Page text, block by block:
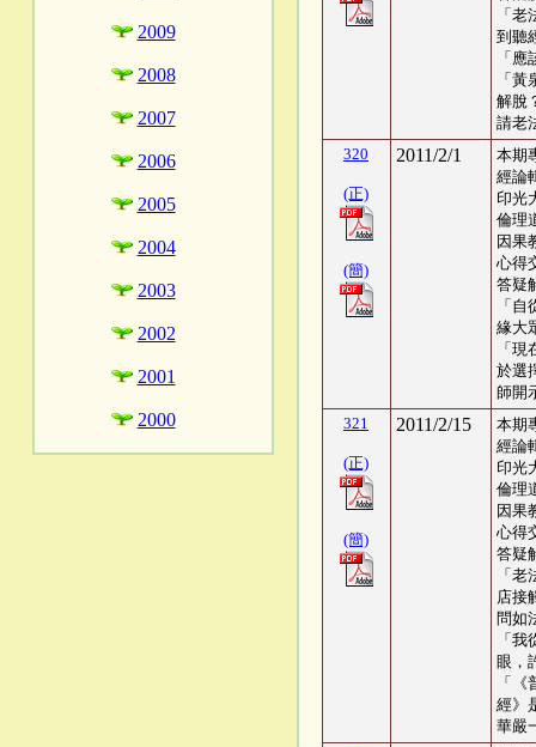
2009
2008
2007
2006
2005
2004
2003
2002
2001
2000
「
到聽
「
「
解脫
請老
320
(正)
(簡)
2011/2/1
本期
經論
印光
倫理
因果
心得
答疑
「
緣大
「
於選
師開
321
(正)
(簡)
2011/2/15
本期
經論
印光
倫理
因果
心得
答疑
「
店接
問如
「
眼，
「
經》
華嚴